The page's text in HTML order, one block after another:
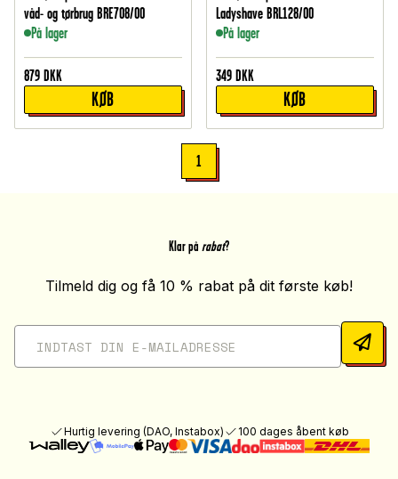
våd- og tørbrug BRE708/00
På lager
879 DKK
KØB
Ladyshave BRL128/00
På lager
349 DKK
KØB
1
Klar på rabat?
Tilmeld dig og få 10 % rabat på dit første køb!
Hurtig levering (DAO, Instabox) 100 dages åbent køb